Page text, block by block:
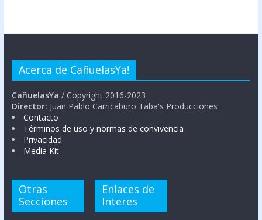
Acerca de CañuelasYa!
CañuelasYa / Copyright 2016-2023
Director: Juan Pablo Carricaburo Taba's Producciones
Contacto
Términos de uso y normas de convivencia
Privacidad
Media Kit
Otras
Secciones
Enlaces de
Interes